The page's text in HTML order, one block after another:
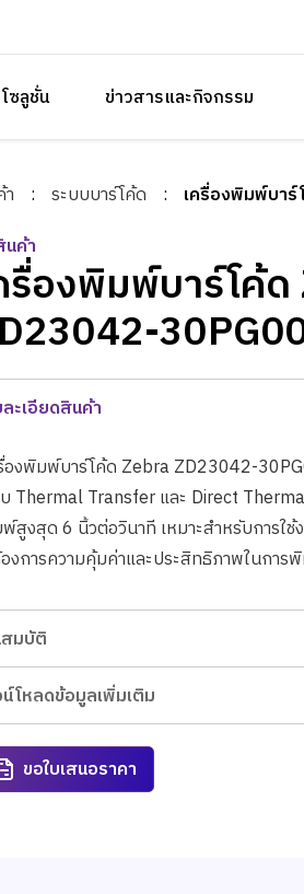
โซลูชั่น ข่าวสารและกิจกรรม
: ระบบบาร์โค้ด :
เครื่องพิมพ์บา
ค้า
รื่องพิมพ์บาร์โค้
ะเอียดสินค้า
องพิมพ์บาร์โค้ด Zebra ZD23042-
Thermal Transfer และ Direct
สูงสุด 6 นิ้วต่อวินาที เหมาะสำหรับการใช้
งการความคุ้มค่าและประสิทธิภาพในการ
มบัติ
โหลดข้อมูลเพิ่มเติม
ขอใบเสนอราคา